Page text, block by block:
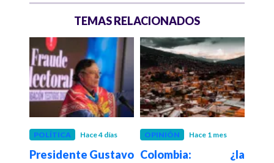
TEMAS RELACIONADOS
POLÍTICA Hace 4 días
Presidente Gustavo
OPINIÓN Hace 1 mes
Colombia: ¿la